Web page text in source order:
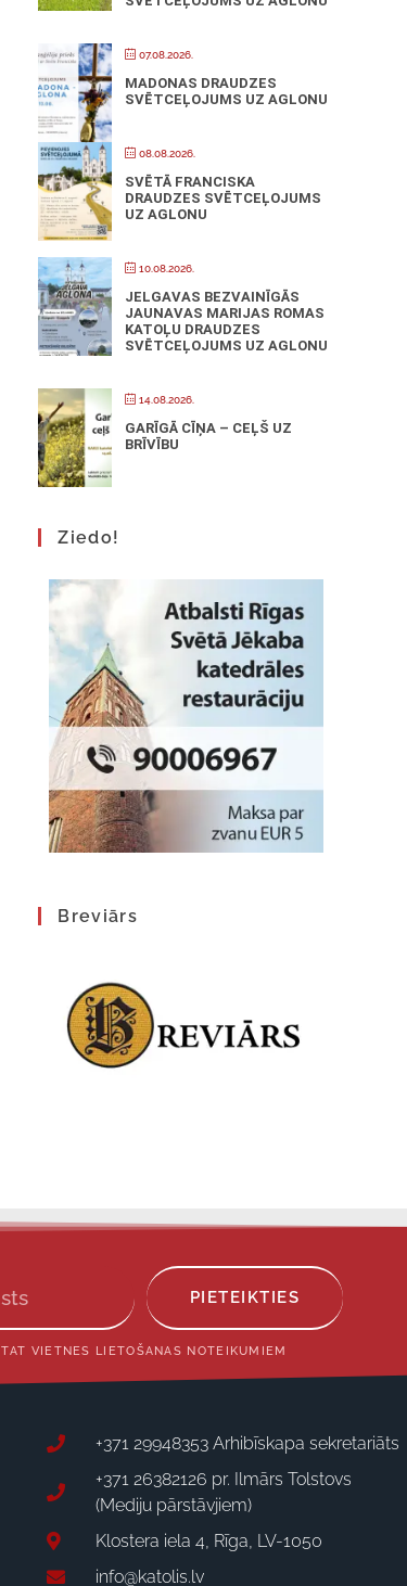
07.08.2026.
MADONAS DRAUDZES
SVĒTCEĻOJUMS UZ AGLONU
08.08.2026.
SVĒTĀ FRANCISKA
DRAUDZES SVĒTCEĻOJUMS
UZ AGLONU
10.08.2026.
JELGAVAS BEZVAINĪGĀS
JAUNAVAS MARIJAS ROMAS
KATOĻU DRAUDZES
SVĒTCEĻOJUMS UZ AGLONU
14.08.2026.
GARĪGĀ CĪŅA – CEĻŠ UZ
BRĪVĪBU
Ziedo!
Breviārs
PIETEIKTIES
VIETNES LIETOŠANAS NOTEIKUMIEM
+371 29948353 Arhibīskapa sekretariāts
+371 26382126 pr. Ilmārs Tolstovs
(Mediju pārstāvjiem)
Klostera iela 4, Rīga, LV-1050
info@katolis.lv